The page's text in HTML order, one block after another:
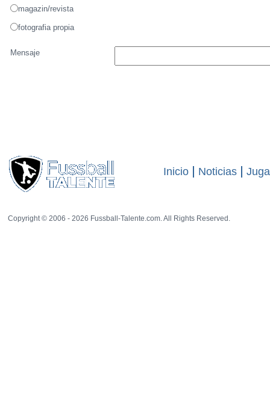
magazin/revista
fotografia propia
Mensaje
Inicio Noticias
Copyright © 2006 - 2026 Fussball-Talente.com. All Rights Reserved.